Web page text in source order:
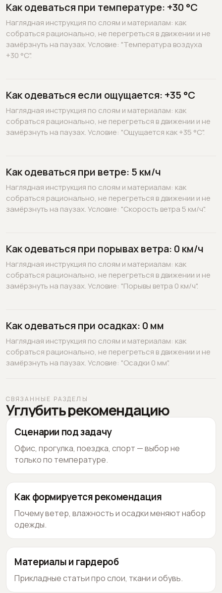
Как одеваться при температуре: +30 °C
Наглядная инструкция по слоям и материалам: как
собраться рационально, не перегреться в движении и не
замёрзнуть на паузах. Условие: "Температура воздуха
+30 °C".
Как одеваться если ощущается: +35 °C
Наглядная инструкция по слоям и материалам: как
собраться рационально, не перегреться в движении и не
замёрзнуть на паузах. Условие: "Ощущается как +35 °C".
Как одеваться при ветре: 5 км/ч
Наглядная инструкция по слоям и материалам: как
собраться рационально, не перегреться в движении и не
замёрзнуть на паузах. Условие: "Скорость ветра 5 км/ч".
Как одеваться при порывах ветра: 0 км/ч
Наглядная инструкция по слоям и материалам: как
собраться рационально, не перегреться в движении и не
замёрзнуть на паузах. Условие: "Порывы ветра 0 км/ч".
Как одеваться при осадках: 0 мм
Наглядная инструкция по слоям и материалам: как
собраться рационально, не перегреться в движении и не
замёрзнуть на паузах. Условие: "Осадки 0 мм".
СВЯЗАННЫЕ РАЗДЕЛЫ
Углубить рекомендацию
Сценарии под задачу
Офис, прогулка, поездка, спорт — выбор не
только по температуре.
Как формируется рекомендация
Почему ветер, влажность и осадки меняют набор
одежды.
Материалы и гардероб
Прикладные статьи про слои, ткани и обувь.